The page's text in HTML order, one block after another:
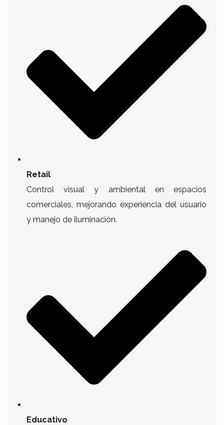
Retail
Control visual y ambiental en espacios
comerciales, mejorando experiencia del usuario
y manejo de iluminación.
Educativo